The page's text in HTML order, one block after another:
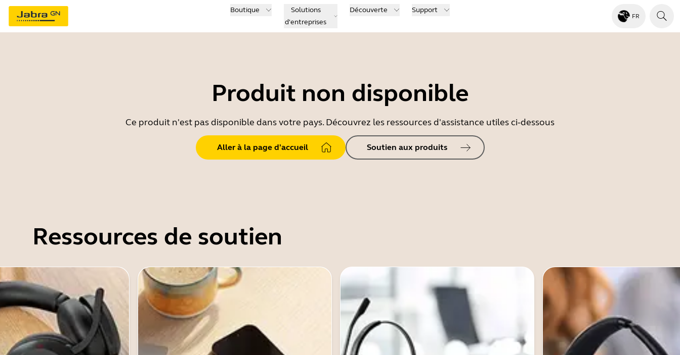
Boutique
Solutions
d'entreprises
Découverte Support
FR
Produit non disponible
Ce produit n'est pas disponible dans votre pays. Découvrez les ressources d'assistance utiles ci-dessous
Aller à la page d'accueil Soutien aux produits
Ressources de soutien